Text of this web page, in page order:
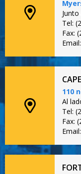
Tel:
Fax:
110
Al
Tel:
Fax: